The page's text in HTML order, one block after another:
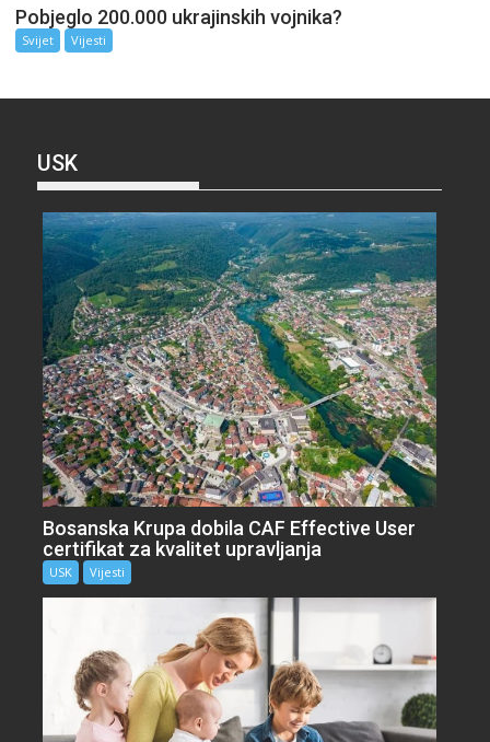
Pobjeglo 200.000 ukrajinskih vojnika?
Svijet Vijesti
USK
Bosanska Krupa dobila CAF Effective User
certifikat za kvalitet upravljanja
USK Vijesti